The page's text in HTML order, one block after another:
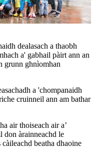
dealasach a thaobh
a' gabhail pàirt ann an
grunn ghnìomhan
a 'chompanaidh
cruinneil ann am bathar
air thoiseach air a’
don àrainneachd le
beatha dhaoine